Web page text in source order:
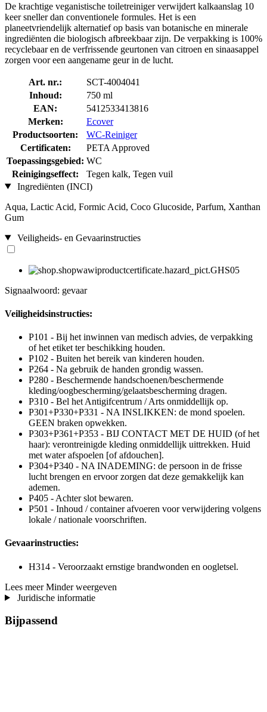
De krachtige veganistische toiletreiniger verwijdert kalkaanslag 10
keer sneller dan conventionele formules. Het is een
planeetvriendelijk alternatief op basis van botanische en minerale
ingrediënten die biologisch afbreekbaar zijn. De verpakking is 100%
recyclebaar en de verfrissende geurtonen van citroen en sinaasappel
zorgen voor een aangename geur in de lucht.
Art. nr.:
SCT-4004041
Inhoud:
750 ml
EAN:
5412533413816
Merken:
Ecover
Productsoorten:
WC-Reiniger
Certificaten:
PETA Approved
Toepassingsgebied: WC
Reinigingseffect:
Tegen kalk, Tegen vuil
Ingrediënten (INCI)
Aqua, Lactic Acid, Formic Acid, Coco Glucoside, Parfum, Xanthan
Gum
Veiligheids- en Gevaarinstructies
Signaalwoord: gevaar
Veiligheidsinstructies:
P101 - Bij het inwinnen van medisch advies, de verpakking
of het etiket ter beschikking houden.
P102 - Buiten het bereik van kinderen houden.
P264 - Na gebruik de handen grondig wassen.
P280 - Beschermende handschoenen/beschermende
kleding/oogbescherming/gelaatsbescherming dragen.
P310 - Bel het Antigifcentrum / Arts onmiddellijk op.
P301+P330+P331 - NA INSLIKKEN: de mond spoelen.
GEEN braken opwekken.
P303+P361+P353 - BIJ CONTACT MET DE HUID (of het
haar): verontreinigde kleding onmiddellijk uittrekken. Huid
met water afspoelen [of afdouchen].
P304+P340 - NA INADEMING: de persoon in de frisse
lucht brengen en ervoor zorgen dat deze gemakkelijk kan
ademen.
P405 - Achter slot bewaren.
P501 - Inhoud / container afvoeren voor verwijdering volgens
lokale / nationale voorschriften.
Gevaarinstructies:
H314 - Veroorzaakt ernstige brandwonden en oogletsel.
Lees meer Minder weergeven
Juridische informatie
Bijpassend